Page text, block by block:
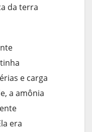
da terra
e carga
a amônia
era